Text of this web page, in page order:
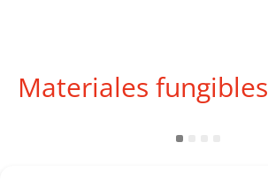
Materiales fungibles